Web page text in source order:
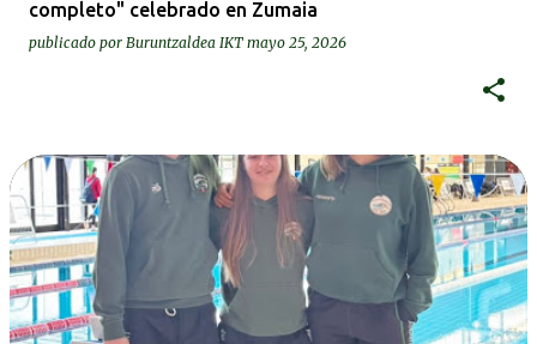
completo" celebrado en Zumaia
publicado por Buruntzaldea IKT mayo 25, 2026